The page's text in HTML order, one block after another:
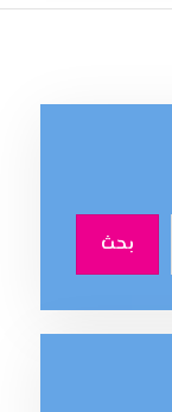
بحث